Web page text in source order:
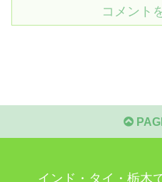
コメント
インド・タイ・栃木